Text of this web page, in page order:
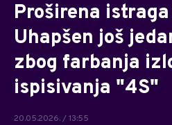
Proširena
Uhapšen još
zbog farbanja
ispisivanja "4S"
20.05.2026. / 13:55